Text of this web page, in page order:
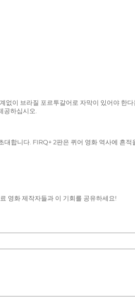
이 브라질 포르투갈어로 자막이 있어야 한다
공하십시오.
합니다. FIRQ+ 2판은 퀴어 영화 역사에 흔적
화 제작자들과 이 기회를 공유하세요!